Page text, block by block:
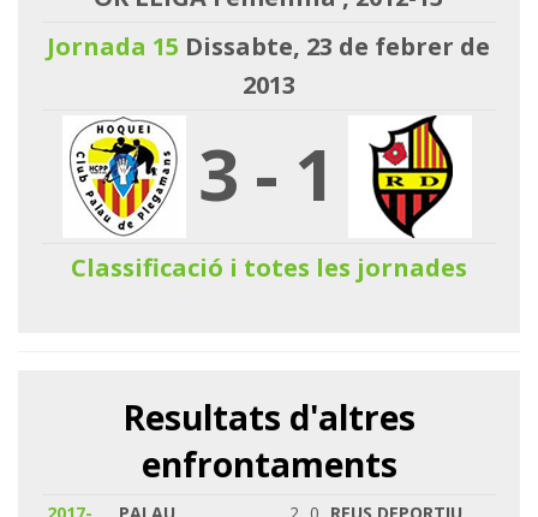
Jornada 15 Dissabte, 23 de febrer de
2013
3 - 1
Classificació i totes les jornades
Resultats d'altres
enfrontaments